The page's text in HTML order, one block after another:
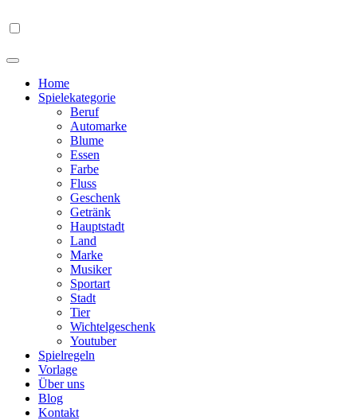
Home
Spielekategorie
Beruf
Automarke
Blume
Essen
Farbe
Fluss
Geschenk
Getränk
Hauptstadt
Land
Marke
Musiker
Sportart
Stadt
Tier
Wichtelgeschenk
Youtuber
Spielregeln
Vorlage
Über uns
Blog
Kontakt